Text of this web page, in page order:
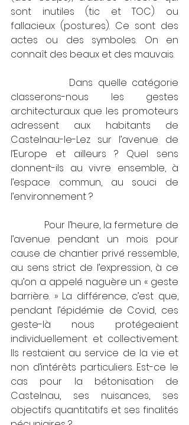
sont inutiles (tic et TOC) ou
fallacieux (postures). Ce sont des
actes ou des symboles. On en
classerons-nous les gestes
architecturaux que les promoteurs
adressent aux habitants de
Castelnau-le-Lez sur l’avenue de
l’Europe et ailleurs ? Quel sens
donnent-ils au vivre ensemble, à
l’espace commun, au souci de
l’environnement ?
l’avenue pendant un mois pour
cause de chantier privé ressemble,
au sens strict de l’expression, à ce
qu’on a appelé naguère un « geste
barrière. » La différence, c’est que,
pendant l’épidémie de Covid, ces
geste-là nous protégeaient
individuellement et collectivement.
Ils restaient au service de la vie et
non d’intérêts particuliers. Est-ce le
cas pour la bétonisation de
Castelnau, ses nuisances, ses
objectifs quantitatifs et ses finalités